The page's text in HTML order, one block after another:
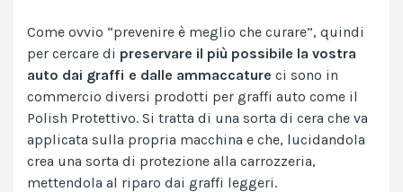
Come ovvio “prevenire è meglio che curare”, quindi
per cercare di preservare il più possibile la vostra
auto dai graffi e dalle ammaccature ci sono in
commercio diversi prodotti per graffi auto come il
Polish Protettivo. Si tratta di una sorta di cera che va
applicata sulla propria macchina e che, lucidandola
crea una sorta di protezione alla carrozzeria,
mettendola al riparo dai graffi leggeri.